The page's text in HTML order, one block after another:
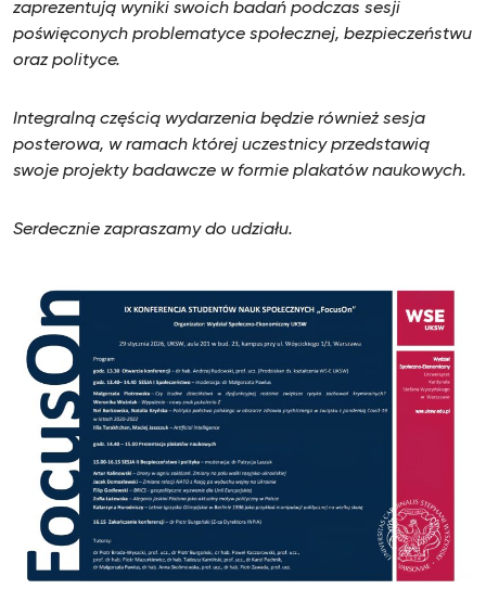
zaprezentują wyniki swoich badań podczas sesji
poświęconych problematyce społecznej, bezpieczeństwu
oraz polityce.
Integralną częścią wydarzenia będzie również sesja
posterowa, w ramach której uczestnicy przedstawią
swoje projekty badawcze w formie plakatów naukowych.
Serdecznie zapraszamy do udziału.